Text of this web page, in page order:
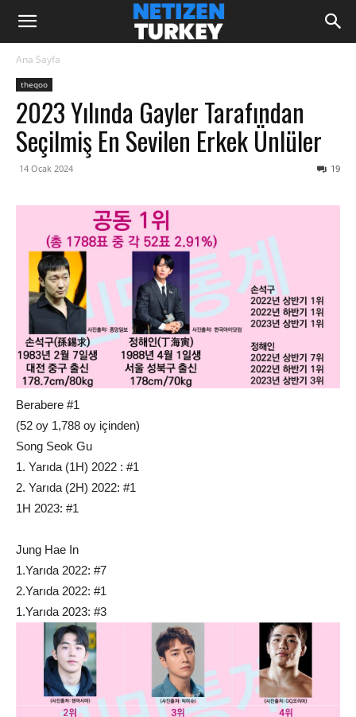
Ana Sayfa
theqoo
2023 Yılında Gayler Tarafından
Seçilmiş En Sevilen Erkek Ünlüler
14 Ocak 2024 19
Berabere #1
(52 oy 1,788 oy içinden)
Song Seok Gu
1. Yarıda (1H) 2022 : #1
2. Yarıda (2H) 2022: #1
1H 2023: #1
Jung Hae In
1.Yarıda 2022: #7
2.Yarıda 2022: #1
1.Yarıda 2023: #3